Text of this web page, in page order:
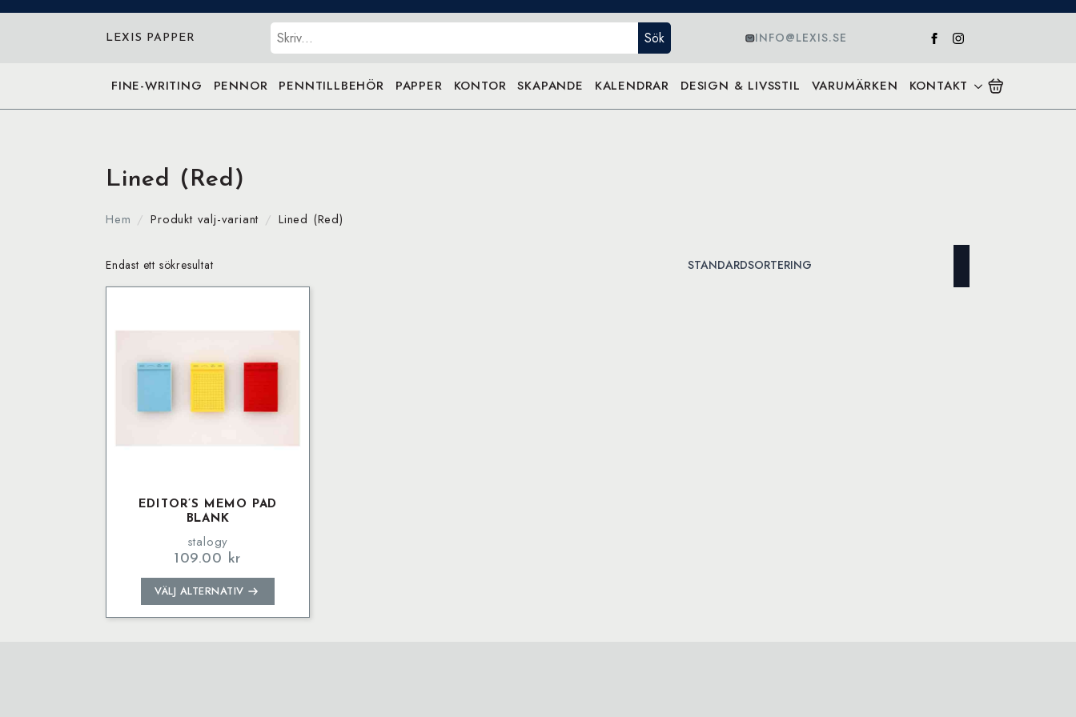
LEXIS PAPPER Sök Sök INFO@LEXIS.SE
FINE-WRITING PENNOR PENNTILLBEHÖR PAPPER KONTOR SKAPANDE KALENDRAR DESIGN & LIVSSTIL VARUMÄRKEN KONTAKT
Lined (Red)
Hem Produkt valj-variant Lined (Red)
Endast ett sökresultat
EDITOR’S MEMO PAD
BLANK
stalogy
109.00 kr
VÄLJ ALTERNATIV
Den
här
produkten